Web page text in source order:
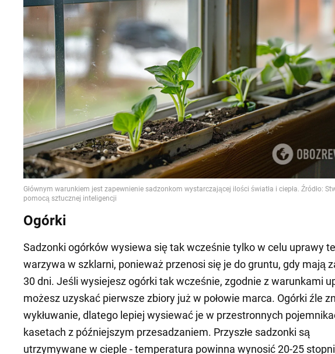
Ogórki
Sadzonki ogórków wysiewa się tak wcześnie tylko w celu uprawy
warzywa w szklarni, ponieważ przenosi się je do gruntu, gdy mają
30 dni. Jeśli wysiejesz ogórki tak wcześnie, zgodnie z warunkami
możesz uzyskać pierwsze zbiory już w połowie marca. Ogórki źle
wykłuwanie, dlatego lepiej wysiewać je w przestronnych
kasetach z późniejszym przesadzaniem. Przyszłe sadzonki są
utrzymywane w cieple - temperatura powinna wynosić 20-25